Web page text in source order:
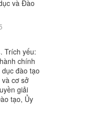
và Đào
Trích yếu:
chính
đào tạo
cơ sở
giải
tạo, Ủy